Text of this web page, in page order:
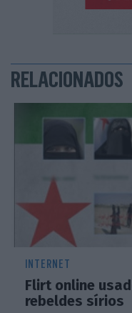
RELACIONADOS
INTERNET
Flirt online
rebeldes sírios